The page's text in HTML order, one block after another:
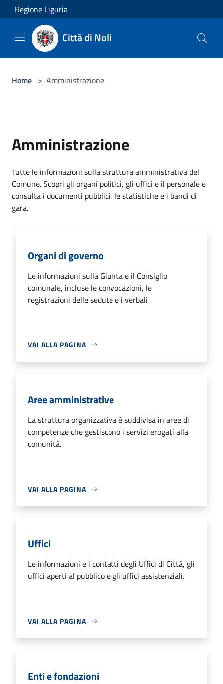
Salta al contenuto principale
Regione Liguria
Città di Noli
Home > Amministrazione
Amministrazione
Tutte le informazioni sulla struttura amministrativa del
Comune. Scopri gli organi politici, gli uffici e il personale e
consulta i documenti pubblici, le statistiche e i bandi di
gara.
Organi di governo
Le informazioni sulla Giunta e il Consiglio
comunale, incluse le convocazioni, le
registrazioni delle sedute e i verbali
VAI ALLA PAGINA
Aree amministrative
La struttura organizzativa è suddivisa in aree di
competenze che gestiscono i servizi erogati alla
comunità.
VAI ALLA PAGINA
Uffici
Le informazioni e i contatti degli Uffici di Città, gli
uffici aperti al pubblico e gli uffici assistenziali.
VAI ALLA PAGINA
Enti e fondazioni